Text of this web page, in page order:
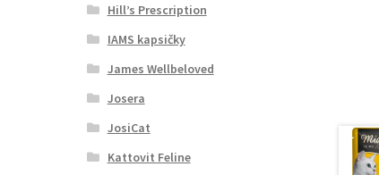
Hill’s Prescription
IAMS kapsičky
James Wellbeloved
Josera
JosiCat
Kattovit Feline